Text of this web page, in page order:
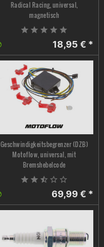
Radical Racing, universal,
magnetisch
18,95 € *
Geschwindigkeitsbegrenzer (DZB)
Motoflow, universal, mit
Bremshebelcode
69,99 € *